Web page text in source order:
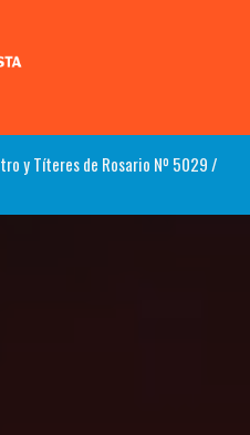
y Títeres de Rosario Nº 5029 /